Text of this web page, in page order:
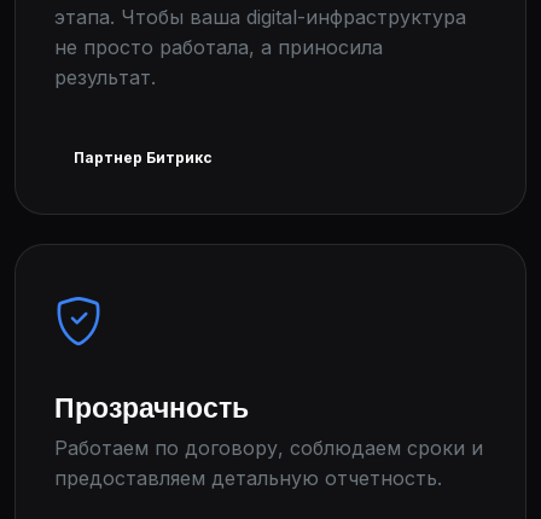
этапа. Чтобы ваша digital-инфраструктура
не просто работала, а приносила
результат.
Партнер Битрикс
Прозрачность
Работаем по договору, соблюдаем сроки и
предоставляем детальную отчетность.